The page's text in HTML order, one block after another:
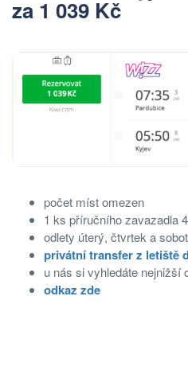
za 1 039 Kč
počet míst omezen
1 ks příručního zavazadla
odlety úterý, čtvrtek a
privátní transfer z letiště
u nás si vyhledáte nejnižší
odkaz zde